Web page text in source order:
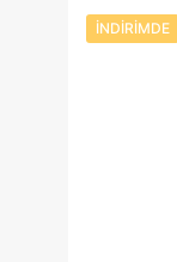
E-posta adresiniz
İNDIRIMDE